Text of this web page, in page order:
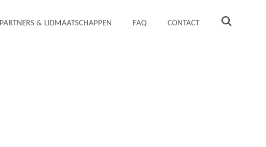
PARTNERS & LIDMAATSCHAPPEN FAQ CONTACT